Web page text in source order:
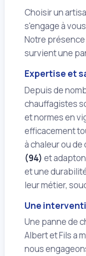
Choisir un
s'engage à
Notre présence
survient une
Expertise et
Depuis de
chauffagistes
et normes en
efficacement
à chaleur ou
(94) et
et une
leur métier,
Une
Une panne de
Albert et Fils a
nous